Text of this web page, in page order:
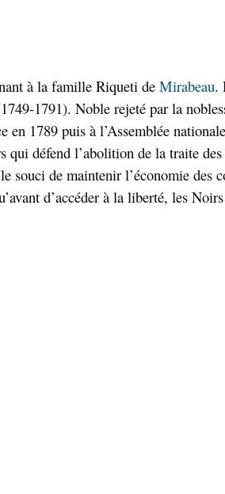
à la famille Riqueti deMirabeau.
1791). Noble rejeté par la
en 1789 puis à l’Assemblée
qui défend l’abolition de la traite
souci de maintenir l’économie des
d’accéder à la liberté, les